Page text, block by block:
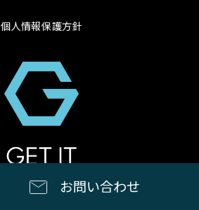
お問い合わせ
個人情報保護方針